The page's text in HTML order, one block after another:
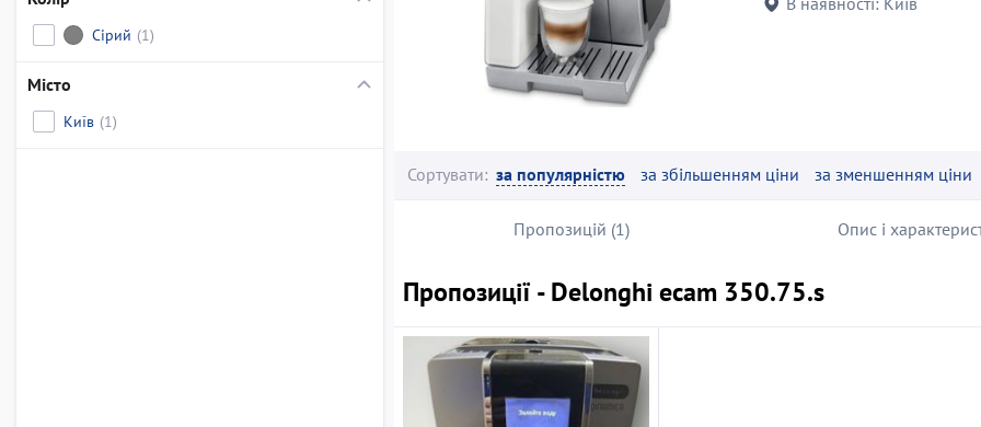
Сірий (1)
Місто
Київ (1)
Сортувати: за популярністю за збільшенням ціни за зменшенням ціни
Пропозицій (1) Опис і
Пропозиції - Delonghi ecam 350.75.s